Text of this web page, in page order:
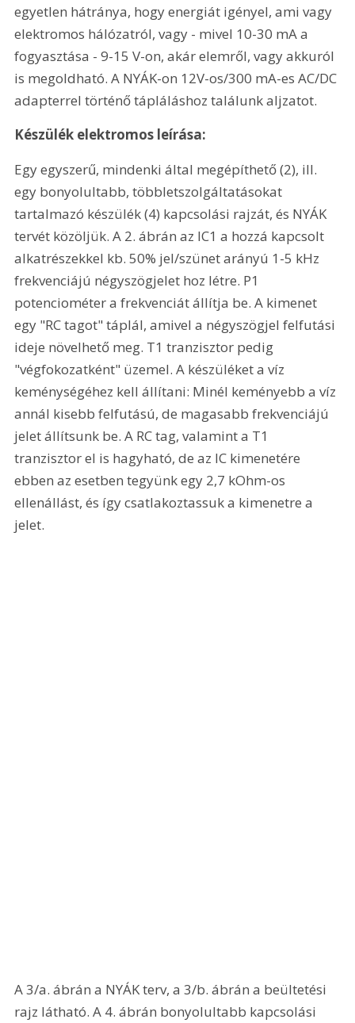
egyetlen hátránya, hogy energiát igényel, ami vagy
elektromos hálózatról, vagy - mivel 10-30 mA a
fogyasztása - 9-15 V-on, akár elemről, vagy akkuról
is megoldható. A NYÁK-on 12V-os/300 mA-es AC/DC
adapterrel történő tápláláshoz találunk aljzatot.
Készülék elektromos leírása:
Egy egyszerű, mindenki által megépíthető (2), ill.
egy bonyolultabb, többletszolgáltatásokat
tartalmazó készülék (4) kapcsolási rajzát, és NYÁK
tervét közöljük. A 2. ábrán az IC1 a hozzá kapcsolt
alkatrészekkel kb. 50% jel/szünet arányú 1-5 kHz
frekvenciájú négyszögjelet hoz létre. P1
potenciométer a frekvenciát állítja be. A kimenet
egy "RC tagot" táplál, amivel a négyszögjel felfutási
ideje növelhető meg. T1 tranzisztor pedig
"végfokozatként" üzemel. A készüléket a víz
keménységéhez kell állítani: Minél keményebb a víz
annál kisebb felfutású, de magasabb frekvenciájú
jelet állítsunk be. A RC tag, valamint a T1
tranzisztor el is hagyható, de az IC kimenetére
ebben az esetben tegyünk egy 2,7 kOhm-os
ellenállást, és így csatlakoztassuk a kimenetre a
jelet.
A 3/a. ábrán a NYÁK terv, a 3/b. ábrán a beültetési
rajz látható. A 4. ábrán bonyolultabb kapcsolási